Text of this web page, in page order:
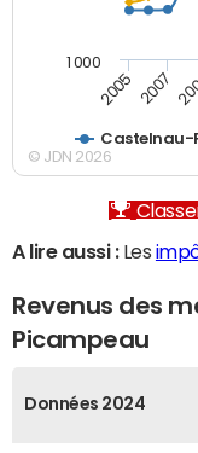
Castelnau-
2005 2007
1 000
© JDN 2026
A lire aussi :Les
Revenus des
Picampeau
Données 2024